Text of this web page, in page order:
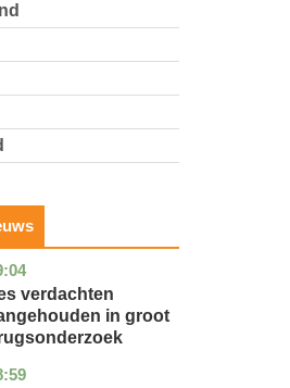
verdachten
in groot